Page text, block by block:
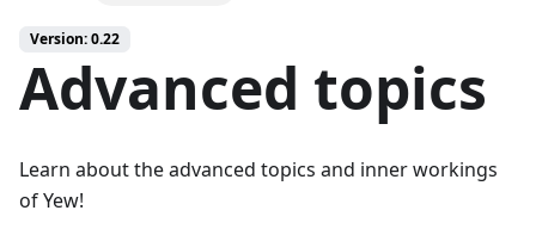
Version: 0.22
Advanced topics
Learn about the advanced topics and inner workings
of Yew!